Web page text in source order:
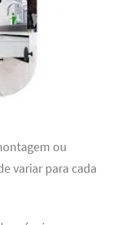
ou
variar para cada